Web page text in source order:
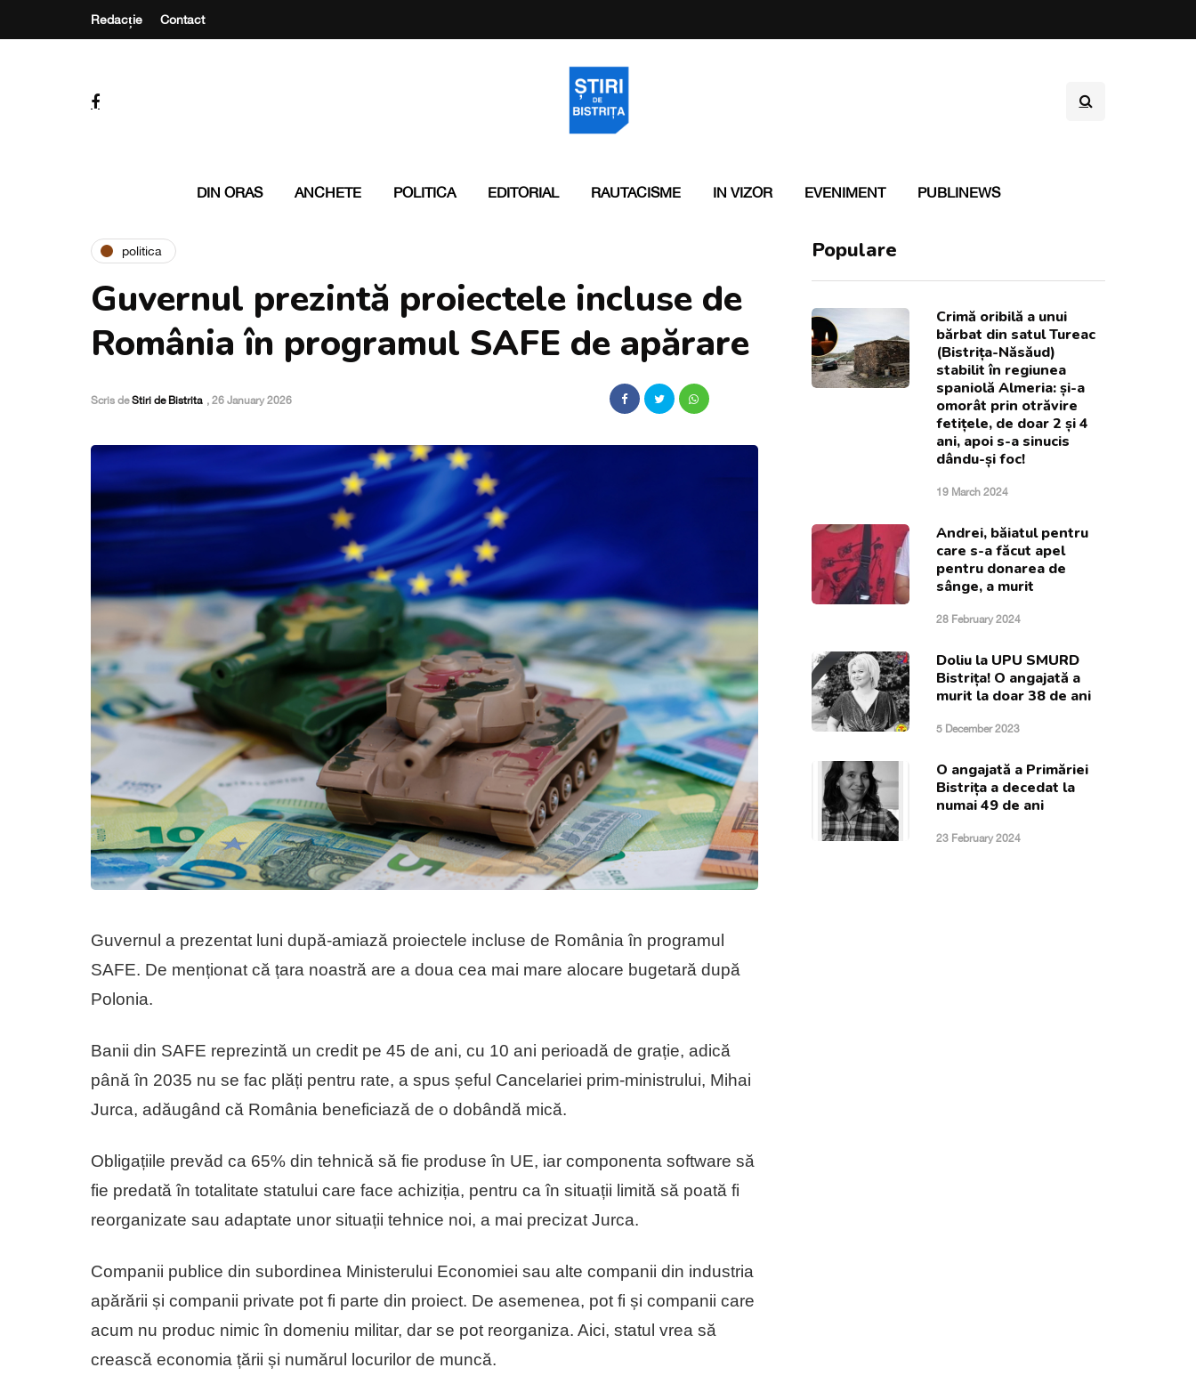
Redacție Contact
DIN ORAS ANCHETE POLITICA EDITORIAL RAUTACISME IN VIZOR EVENIMENT PUBLINEWS
politica
Guvernul prezintă proiectele incluse de
România în programul SAFE de apărare
Scris deStiri de Bistrita , 26 January 2026
Guvernul a prezentat luni după-amiază proiectele incluse de România în programul
SAFE. De menționat că țara noastră are a doua cea mai mare alocare bugetară după
Polonia.
Banii din SAFE reprezintă un credit pe 45 de ani, cu 10 ani perioadă de grație, adică
până în 2035 nu se fac plăți pentru rate, a spus șeful Cancelariei prim-ministrului, Mihai
Jurca, adăugând că România beneficiază de o dobândă mică.
Obligațiile prevăd ca 65% din tehnică să fie produse în UE, iar componenta software să
fie predată în totalitate statului care face achiziția, pentru ca în situații limită să poată fi
reorganizate sau adaptate unor situații tehnice noi, a mai precizat Jurca.
Companii publice din subordinea Ministerului Economiei sau alte companii din industria
apărării și companii private pot fi parte din proiect. De asemenea, pot fi și companii care
acum nu produc nimic în domeniu militar, dar se pot reorganiza. Aici, statul vrea să
crească economia țării și numărul locurilor de muncă.
Populare
Crimă oribilă a unui
bărbat din satul Tureac
(Bistrița-Năsăud)
stabilit în regiunea
spaniolă Almeria: și-a
omorât prin otrăvire
fetițele, de doar 2 și 4
ani, apoi s-a sinucis
dându-și foc!
19 March 2024
Andrei, băiatul pentru
care s-a făcut apel
pentru donarea de
sânge, a murit
28 February 2024
Doliu la UPU SMURD
Bistrița! O angajată a
murit la doar 38 de ani
5 December 2023
O angajată a Primăriei
Bistrița a decedat la
numai 49 de ani
23 February 2024